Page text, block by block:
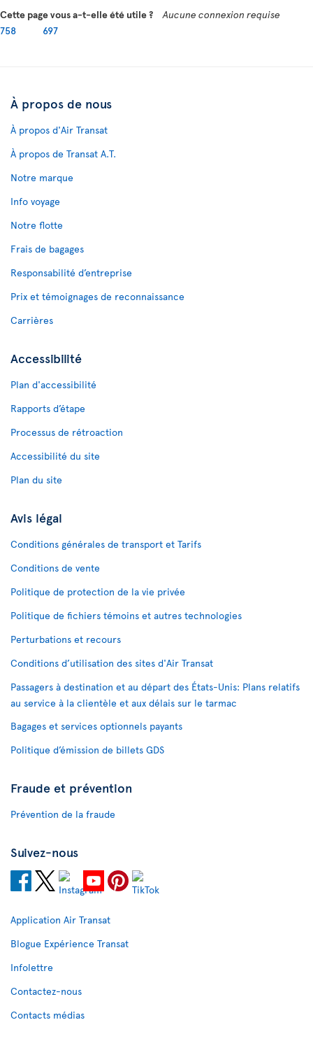
Cette page vous a-t-elle été utile ?
Aucune connexion requise
758
697
À propos de nous
À propos d'Air Transat
À propos de Transat A.T.
Notre marque
Info voyage
Notre flotte
Frais de bagages
Responsabilité d’entreprise
Prix et témoignages de reconnaissance
Carrières
Accessibilité
Plan d'accessibilité
Rapports d’étape
Processus de rétroaction
Accessibilité du site
Plan du site
Avis légal
Conditions générales de transport et Tarifs
Conditions de vente
Politique de protection de la vie privée
Politique de fichiers témoins et autres technologies
Perturbations et recours
Conditions d’utilisation des sites d'Air Transat
Passagers à destination et au départ des États-Unis: Plans relatifs
au service à la clientèle et aux délais sur le tarmac
Bagages et services optionnels payants
Politique d’émission de billets GDS
Fraude et prévention
Prévention de la fraude
Suivez-nous
Application Air Transat
Blogue Expérience Transat
Infolettre
Contactez-nous
Contacts médias